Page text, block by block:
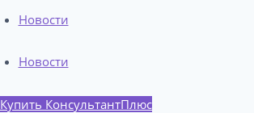
Новости
Новости
Купить КонсультантПлюс